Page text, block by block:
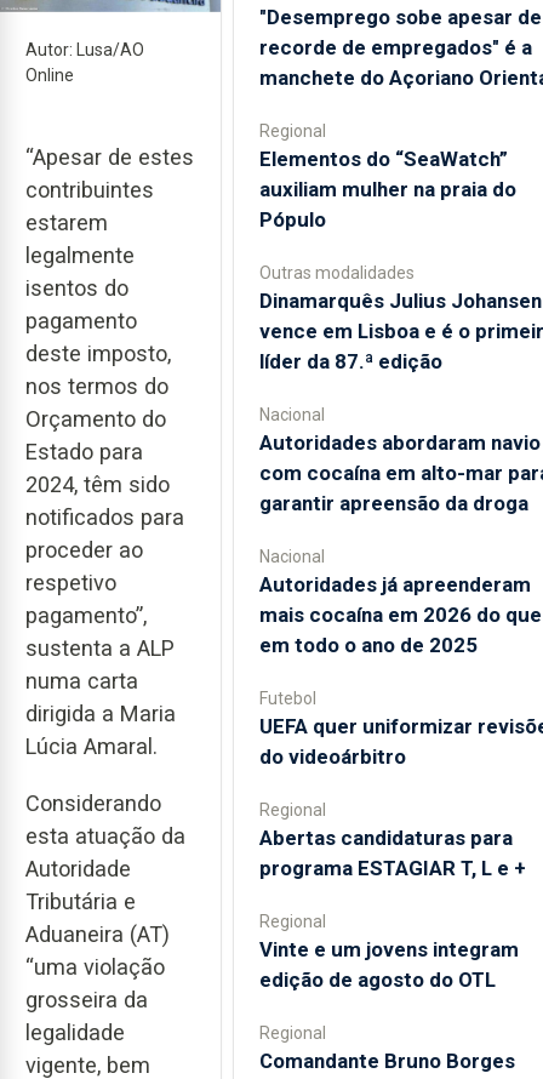
Autor: Lusa/AO
Online
“Apesar de estes
contribuintes
estarem
legalmente
isentos do
pagamento
deste imposto,
nos termos do
Orçamento do
Estado para
2024, têm sido
notificados para
proceder ao
respetivo
pagamento”,
sustenta a ALP
numa carta
dirigida a Maria
Lúcia Amaral.
Considerando
esta atuação da
Autoridade
Tributária e
Aduaneira (AT)
“uma violação
grosseira da
legalidade
vigente, bem
"Desemprego sobe apesar de
recorde de empregados" é a
manchete do Açoriano
Regional
​Elementos do “SeaWatch”
auxiliam mulher na praia do
Pópulo
Outras modalidades
Dinamarquês Julius Johansen
vence em Lisboa e é o
líder da 87.ª edição
Nacional
Autoridades abordaram navio
com cocaína em alto-mar
garantir apreensão da droga
Nacional
Autoridades já apreenderam
mais cocaína em 2026 do que
em todo o ano de 2025
Futebol
UEFA quer uniformizar
do videoárbitro
Regional
Abertas candidaturas para
programa ESTAGIAR T, L e +
Regional
Vinte e um jovens integram
edição de agosto do OTL
Regional
Comandante Bruno Borges